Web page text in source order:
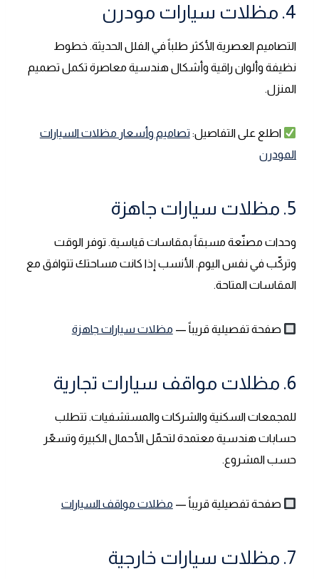
4. مظلات سيارات مودرن
التصاميم العصرية الأكثر طلباً في الفلل الحديثة. خطوط
نظيفة وألوان راقية وأشكال هندسية معاصرة تكمل تصميم
المنزل.
اطلع على التفاصيل: تصاميم وأسعار مظلات السيارات
المودرن
5. مظلات سيارات جاهزة
وحدات مصنّعة مسبقاً بمقاسات قياسية. توفر الوقت
وتركّب في نفس اليوم. الأنسب إذا كانت مساحتك تتوافق مع
المقاسات المتاحة.
صفحة تفصيلية قريباً — مظلات سيارات جاهزة
6. مظلات مواقف سيارات تجارية
للمجمعات السكنية والشركات والمستشفيات. تتطلب
حسابات هندسية معتمدة لتحمّل الأحمال الكبيرة وتسعّر
حسب المشروع.
صفحة تفصيلية قريباً — مظلات مواقف السيارات
7. مظلات سيارات خارجية